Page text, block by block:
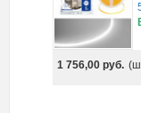
1 756,00 руб.